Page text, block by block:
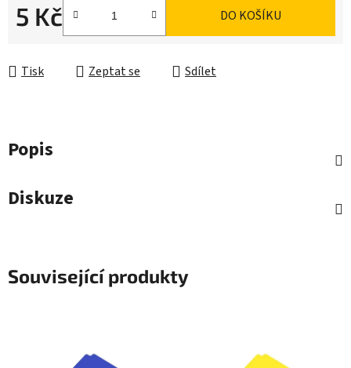
5 Kč
Měrná cena:
DO KOŠÍKU
Tisk Zeptat se Sdílet
Popis
Diskuze
Související produkty